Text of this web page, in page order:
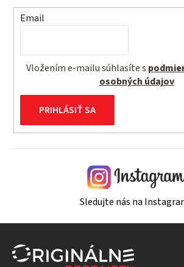
Email
Vložením e-mailu súhlasíte s
osobných údajov
PRIHLÁSIŤ SA
Sledujte nás na